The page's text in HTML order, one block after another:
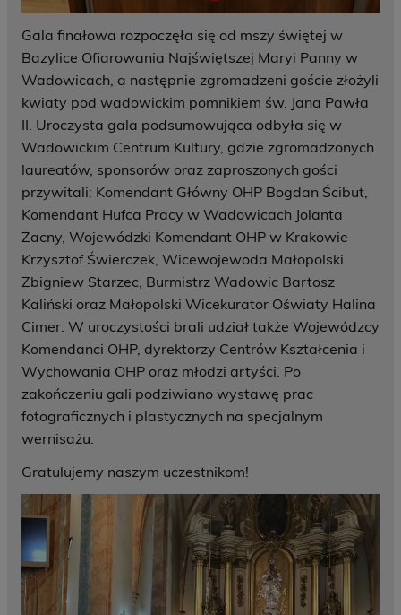
Gala finałowa rozpoczęła się od mszy świętej w
Bazylice Ofiarowania Najświętszej Maryi Panny w
Wadowicach, a następnie zgromadzeni goście złożyli
kwiaty pod wadowickim pomnikiem św. Jana Pawła
II. Uroczysta gala podsumowująca odbyła się w
Wadowickim Centrum Kultury, gdzie zgromadzonych
laureatów, sponsorów oraz zaproszonych gości
przywitali: Komendant Główny OHP Bogdan Ścibut,
Komendant Hufca Pracy w Wadowicach Jolanta
Zacny, Wojewódzki Komendant OHP w Krakowie
Krzysztof Świerczek, Wicewojewoda Małopolski
Zbigniew Starzec, Burmistrz Wadowic Bartosz
Kaliński oraz Małopolski Wicekurator Oświaty Halina
Cimer. W uroczystości brali udział także Wojewódzcy
Komendanci OHP, dyrektorzy Centrów Kształcenia i
Wychowania OHP oraz młodzi artyści. Po
zakończeniu gali podziwiano wystawę prac
fotograficznych i plastycznych na specjalnym
wernisażu.
Gratulujemy naszym uczestnikom!